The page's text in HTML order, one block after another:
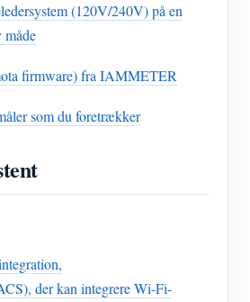
(120V/240V) på en
firmware) fra IAMMETER
som du foretrækker
der kan integrere Wi-Fi-